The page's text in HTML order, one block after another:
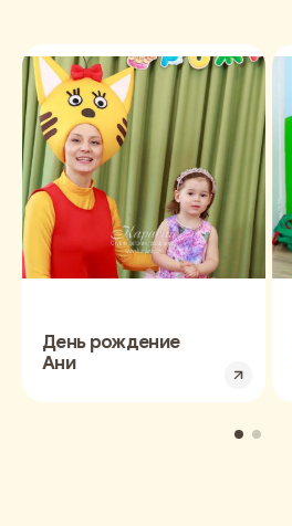
День рождение
Ани